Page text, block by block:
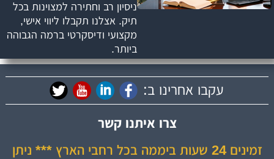
ניסיון רב וחתירה למצוינות בכל
תיק. אצלנו תקבלו ליווי אישי,
מקצועי ודיסקרטי ברמה הגבוהה
ביותר.
עקבו אחרינו ב:
צרו איתנו קשר
זמינים 24 שעות ביממה בכל רחבי הארץ *** ניתן